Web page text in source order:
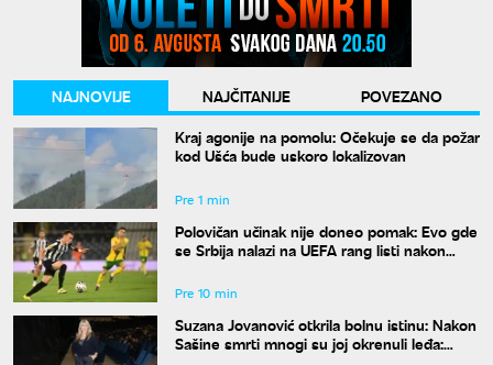
NAJNOVIJE NAJČITANIJE
POVEZANO
Kraj agonije na pomolu: Očekuje se da požar
kod Ušća bude uskoro lokalizovan
Pre 1 min
Polovičan učinak nije doneo pomak: Evo gde
se Srbija nalazi na UEFA rang listi nakon
Pre 10 min
Suzana Jovanović otkrila bolnu istinu: Nakon
Sašine smrti mnogi su joj okrenuli leđa: